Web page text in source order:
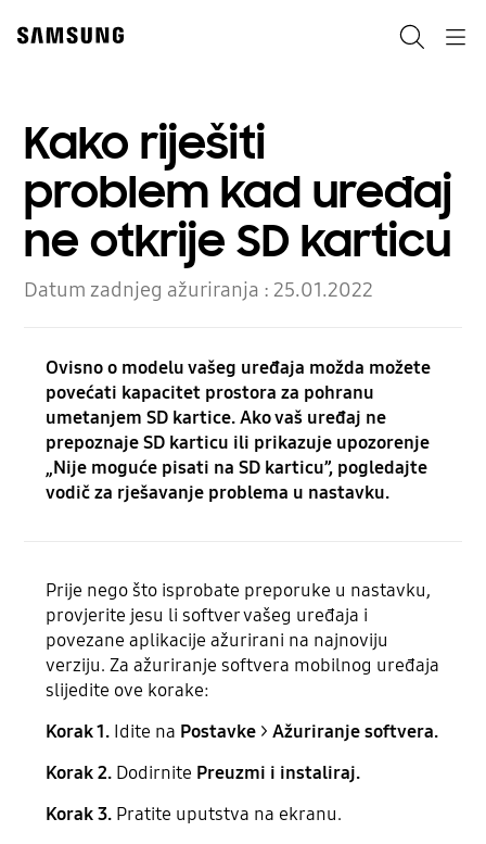
content
accessibility
Kako riješiti
problem kad uređaj
ne otkrije SD karticu
Datum zadnjeg ažuriranja :25.01.2022
Ovisno o modelu vašeg uređaja možda možete
povećati kapacitet prostora za pohranu
umetanjem SD kartice. Ako vaš uređaj ne
prepoznaje SD karticu ili prikazuje upozorenje
„Nije moguće pisati na SD karticu”, pogledajte
vodič za rješavanje problema u nastavku.
Prije nego što isprobate preporuke u nastavku,
provjerite jesu li softver vašeg uređaja i
povezane aplikacije ažurirani na najnoviju
verziju. Za ažuriranje softvera mobilnog uređaja
slijedite ove korake:
Korak 1. Idite na Postavke >Ažuriranje softvera.
Korak 2. Dodirnite Preuzmi i instaliraj.
Korak 3. Pratite uputstva na ekranu.